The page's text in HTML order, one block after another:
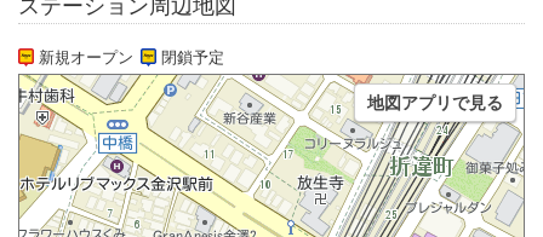
ステーション周辺地図
新規オープン 閉鎖予定
地図アプリで見る